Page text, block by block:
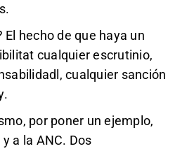
El hecho de que haya un
cualquier escrutinio,
cualquier sanción
por poner un ejemplo,
a la ANC. Dos